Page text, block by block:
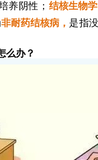
养阴性； 结核生物
非耐药结核病， 是指
么办？